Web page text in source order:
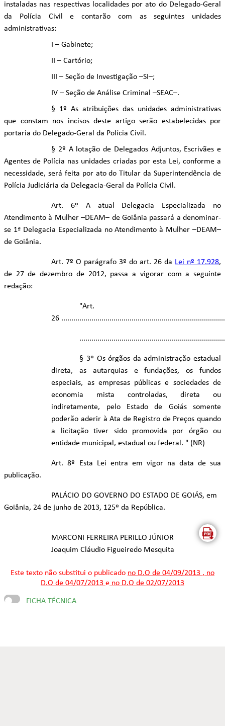
instaladas nas respectivas localidades por ato do Delegado-Geral
da Polícia Civil e contarão com as seguintes unidades
administrativas:
I – Gabinete;
II – Cartório;
III – Seção de Investigação –SI–;
IV – Seção de Análise Criminal –SEAC–.
§ 1º As atribuições das unidades administrativas
que constam nos incisos deste artigo serão estabelecidas por
portaria do Delegado-Geral da Polícia Civil.
§ 2º A lotação de Delegados Adjuntos, Escrivães e
Agentes de Polícia nas unidades criadas por esta Lei, conforme a
necessidade, será feita por ato do Titular da Superintendência de
Polícia Judiciária da Delegacia-Geral da Polícia Civil.
Art. 6º A atual Delegacia Especializada no
Atendimento à Mulher –DEAM– de Goiânia passará a denominar-
se 1ª Delegacia Especializada no Atendimento à Mulher –DEAM–
de Goiânia.
Art. 7º O parágrafo 3º do art. 26 da Lei nº 17.928,
de 27 de dezembro de 2012, passa a vigorar com a seguinte
redação:
"Art.
26
§ 3º Os órgãos da administração estadual
direta, as autarquias e fundações, os fundos
especiais, as empresas públicas e sociedades de
economia mista controladas, direta ou
indiretamente, pelo Estado de Goiás somente
poderão aderir à Ata de Registro de Preços quando
a licitação tiver sido promovida por órgão ou
entidade municipal, estadual ou federal. " (NR)
Art. 8º Esta Lei entra em vigor na data de sua
publicação.
PALÁCIO DO GOVERNO DO ESTADO DE GOIÁS, em
Goiânia, 24 de junho de 2013, 125º da República.
MARCONI FERREIRA PERILLO JÚNIOR
Joaquim Cláudio Figueiredo Mesquita
Este texto não substitui o publicado no D.O de 04/09/2013 , no
D.O de 04/07/2013 e no D.O de 02/07/2013
FICHA TÉCNICA